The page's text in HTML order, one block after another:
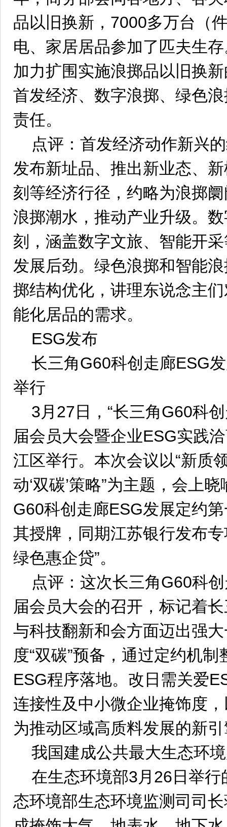
品以旧换新，7000多万台（
电、家居居品参加了匹夫生
加力扩围实施浪掷品以旧换
首发经济、数字浪掷、绿色
责任。
点评：首发经济动作新兴
发布新址品、推出新业态、
刻等经济行径，约略为浪掷
浪掷潮水，推动产业升级。
刻，涵盖数字文旅、智能开
发展后劲。绿色浪掷和智能
掷结构优化，讲理东说念主
能化居品的需求。
ESG发布
长三角G60科创走廊ESG
举行
3月27日，“长三角G60科
届会员大会暨企业ESG实践
江区举行。本次会议以“新质
动‘双碳’策略”为主题，会上
G60科创走廊ESG发展定约
其授牌，同期江苏银行发布
绿色惠企贷”。
点评：这次长三角G60科
届会员大会的召开，标记着
与科技翻新和会方面迈出强
度“双碳”预备，通过定约机
ESG程序落地。改日需关爱
连接性及中小微企业掩饰度
为推动区域高质料发展的新
我国建成公共最大生态环
在生态环境部3月26日举
态环境部生态环境监测司司